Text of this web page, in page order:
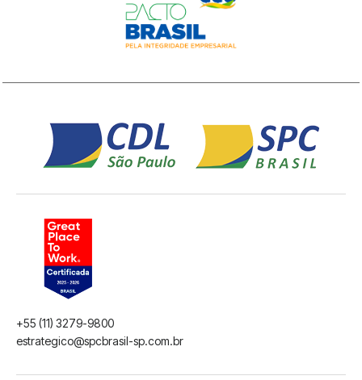
+55 (11) 3279-9800
estrategico@spcbrasil-sp.com.br